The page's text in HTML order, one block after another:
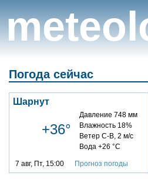
Погода сейчас
Шарнут
+36°
Давление 748 мм
Влажность 18%
Ветер С-В, 2 м/с
Вода +26 °C
7 авг, Пт, 15:00 Прогноз погоды